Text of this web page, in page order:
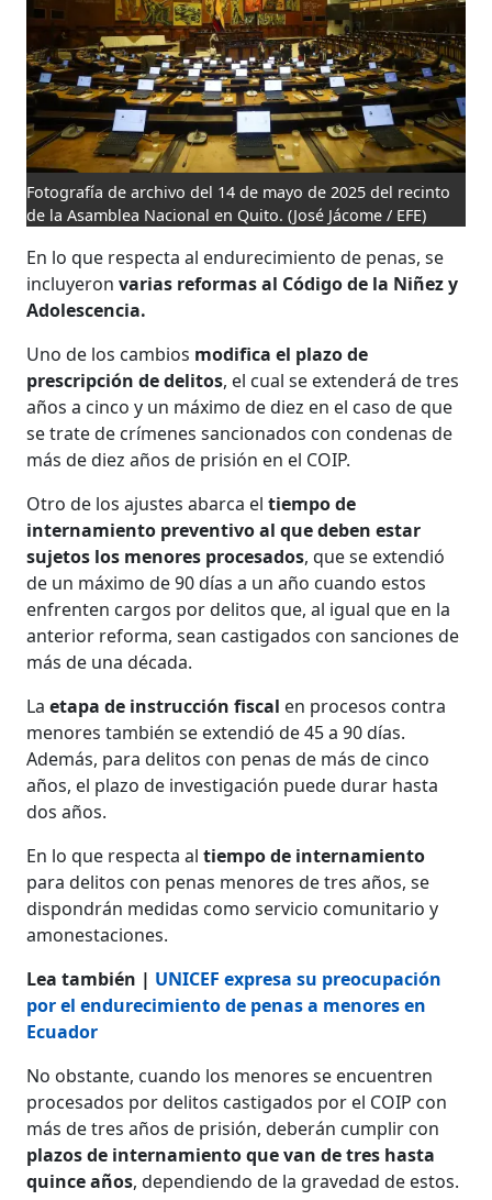
Fotografía de archivo del 14 de mayo de 2025 del recinto
de la Asamblea Nacional en Quito. (José Jácome / EFE)
En lo que respecta al endurecimiento de penas, se
incluyeronvarias reformas al Código de la Niñez y
Adolescencia.
Uno de los cambios modifica el plazo de
prescripción de delitos, el cual se extenderá de tres
años a cinco y un máximo de diez en el caso de que
se trate de crímenes sancionados con condenas de
más de diez años de prisión en el COIP.
Otro de los ajustes abarca eltiempo de
internamiento preventivo al que deben estar
sujetos los menores procesados, que se extendió
de un máximo de 90 días a un año cuando estos
enfrenten cargos por delitos que, al igual que en la
anterior reforma, sean castigados con sanciones de
más de una década.
Laetapa de instrucción fiscal en procesos contra
menores también se extendió de 45 a 90 días.
Además, para delitos con penas de más de cinco
años, el plazo de investigación puede durar hasta
dos años.
En lo que respecta altiempo de internamiento
para delitos con penas menores de tres años, se
dispondrán medidas como servicio comunitario y
amonestaciones.
​​​​​​​Lea también | UNICEF expresa su preocupación
por el endurecimiento de penas a menores en
Ecuador
No obstante, cuando los menores se encuentren
procesados por delitos castigados por el COIP con
más de tres años de prisión, deberán cumplir con
plazos de internamiento que van de tres hasta
quince años, dependiendo de la gravedad de estos.